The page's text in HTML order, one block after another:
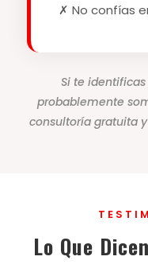
✗ No confías
Si te
probablemente
consultoría gratuita
Lo Que